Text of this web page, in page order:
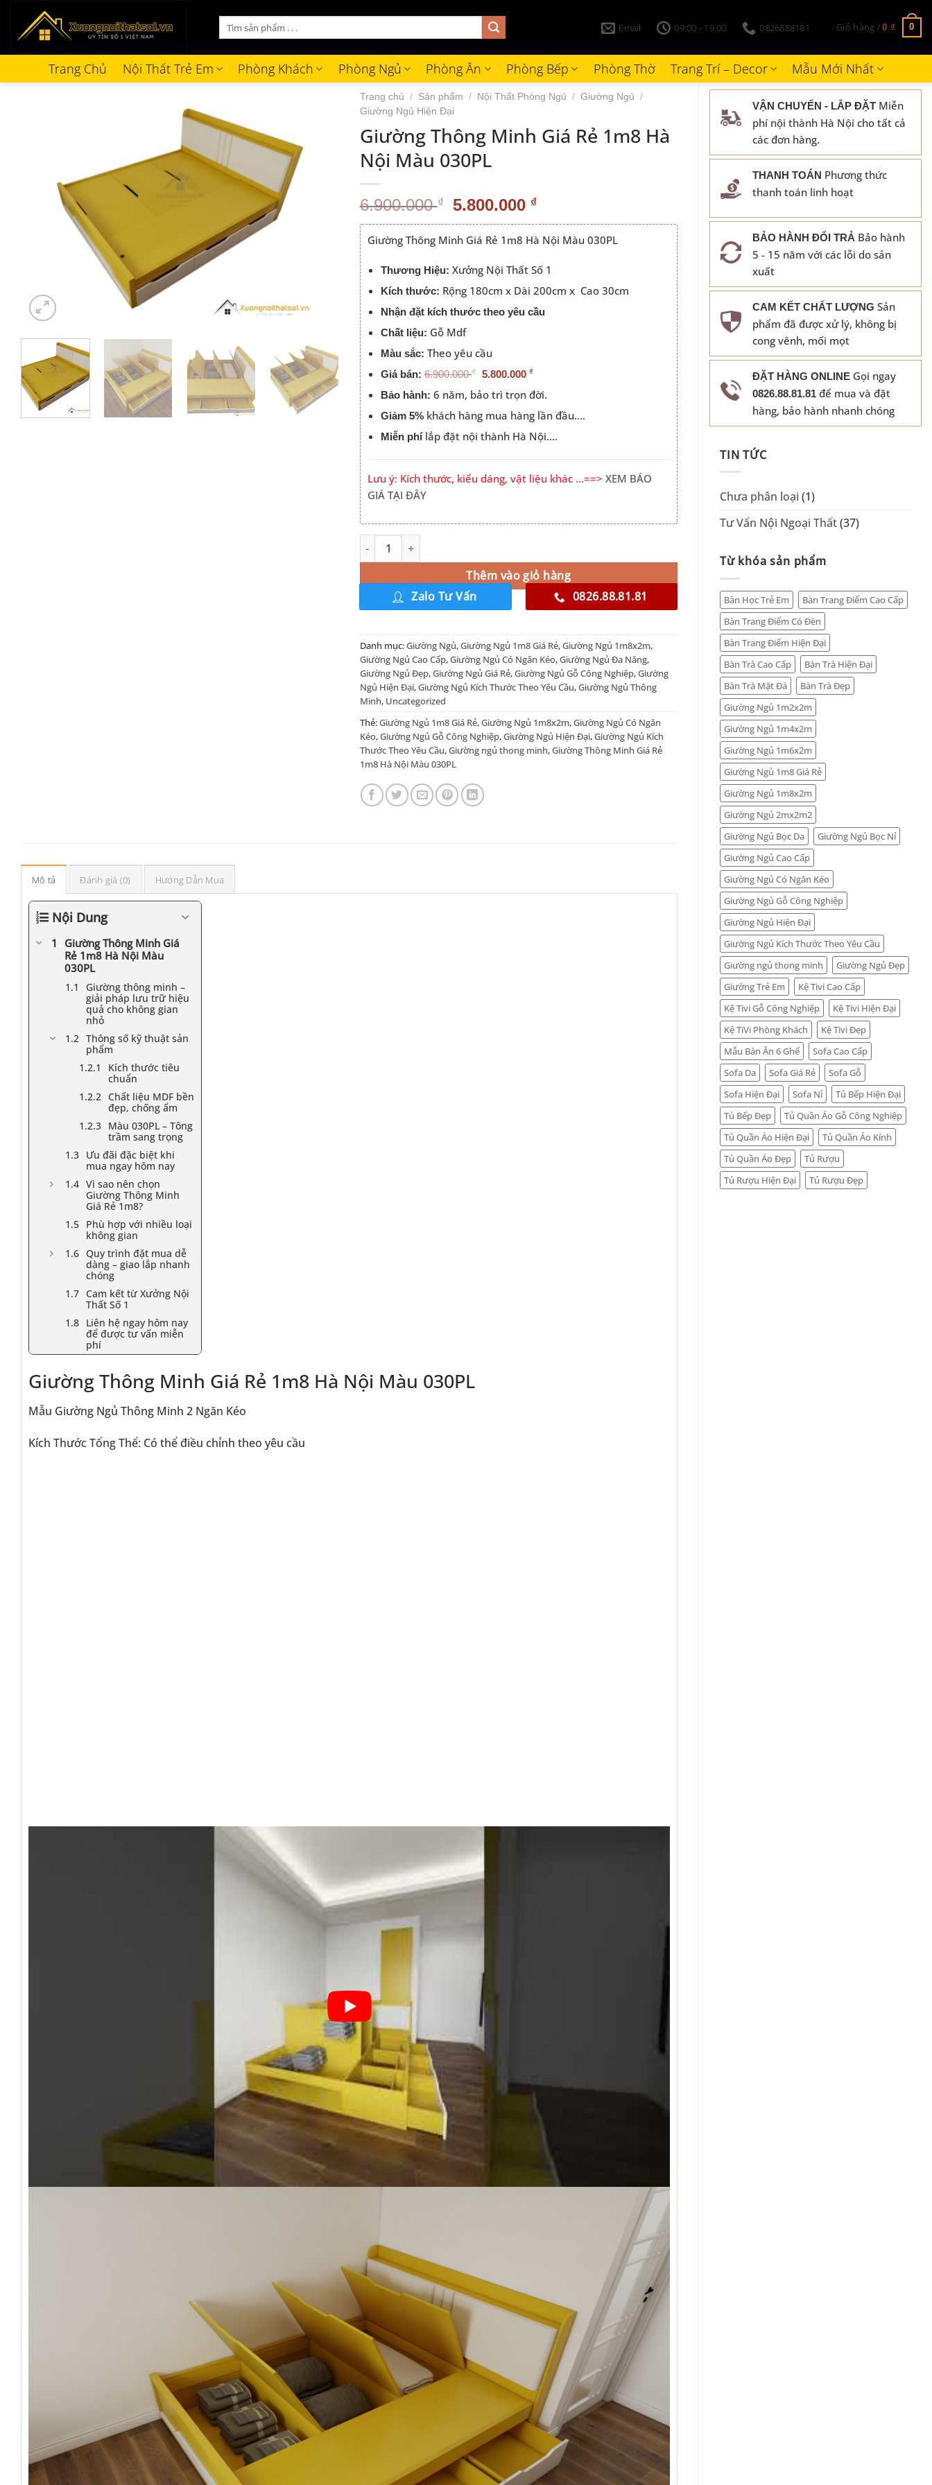
Tìm
kiếm:
Email 09:00 - 19:00 0826888181 Giỏ hàng /0 ₫ 0
Trang Chủ Nội Thất Trẻ Em Phòng Khách Phòng Ngủ Phòng Ăn Phòng Bếp Phòng Thờ Trang Trí – Decor Mẫu Mới Nhất
VẬN CHUYỂN - LẮP ĐẶT Miễn
phí nội thành Hà Nội cho tất cả
các đơn hàng.
THANH TOÁN Phương thức
thanh toán linh hoạt
BẢO HÀNH ĐỔI TRẢ Bảo hành
5 - 15 năm với các lỗi do sản
xuất
CAM KẾT CHẤT LƯỢNG Sản
phẩm đã được xử lý, không bị
cong vênh, mối mọt
ĐẶT HÀNG ONLINE Gọi ngay
0826.88.81.81 để mua và đặt
hàng, bảo hành nhanh chóng
TIN TỨC
Chưa phân loại (1)
Tư Vấn Nội Ngoại Thất(37)
Từ khóa sản phẩm
Bàn Học Trẻ Em
Bàn Trang Điểm Cao Cấp
Bàn Trang Điểm Có Đèn
Bàn Trang Điểm Hiện Đại
Bàn Trà Cao Cấp
Bàn Trà Hiện Đại
Bàn Trà Mặt Đá
Bàn Trà Đẹp
Giường Ngủ 1m2x2m
Giường Ngủ 1m4x2m
Giường Ngủ 1m6x2m
Giường Ngủ 1m8 Giá Rẻ
Giường Ngủ 1m8x2m
Giường Ngủ 2mx2m2
Giường Ngủ Bọc Da
Giường Ngủ Bọc Nỉ
Giường Ngủ Cao Cấp
Giường Ngủ Có Ngăn Kéo
Giường Ngủ Gỗ Công Nghiệp
Giường Ngủ Hiện Đại
Giường Ngủ Kích Thước Theo Yêu Cầu
Giường ngủ thong minh
Giường Ngủ Đẹp
Giường Trẻ Em
Kệ Tivi Cao Cấp
Kệ Tivi Gỗ Công Nghiệp
Kệ Tivi Hiện Đại
Kệ TiVi Phòng Khách
Kệ Tivi Đẹp
Mẫu Bàn Ăn 6 Ghế
Sofa Cao Cấp
Sofa Da
Sofa Giá Rẻ
Sofa Gỗ
Sofa Hiện Đại
Sofa Nỉ
Tủ Bếp Hiện Đại
Tủ Bếp Đẹp
Tủ Quần Áo Gỗ Công Nghiệp
Tủ Quần Áo Hiện Đại
Tủ Quần Áo Kính
Tủ Quần Áo Đẹp
Tủ Rượu
Tủ Rượu Hiện Đại
Tủ Rượu Đẹp
Trang chủ / Sản phẩm / Nội Thất Phòng Ngủ / Giường Ngủ
/
Giường Ngủ Hiện Đại
Giường Thông Minh Giá Rẻ 1m8 Hà
Nội Màu 030PL
6.900.000₫ Giá
gốc
là:
5.800.000 ₫Giá
hiện
tại
là:
5.800.000 ₫.
Giường Thông Minh Giá Rẻ 1m8 Hà Nội Màu 030PL
Thương Hiệu: Xưởng Nội Thất Số 1
Kích thước: Rộng 180cm x Dài 200cm x Cao 30cm
Nhận đặt kích thước theo yêu cầu
Chất liệu: Gỗ Mdf
Màu sắc: Theo yêu cầu
Giá bán: 6.900.000 ₫ 5.800.000 ₫
Bảo hành: 6 năm, bảo trì trọn đời.
Giảm 5% khách hàng mua hàng lần đầu….
Miễn phílắp đặt nội thành Hà Nội….
Lưu ý: Kích thước, kiểu dáng, vật liệu khác …==> XEM BÁO
GIÁ TẠI ĐÂY
Giường Thông Minh Giá Rẻ 1m8 Hà Nội Màu 030PL số lượng
Thêm vào giỏ hàng
Alternative:
Zalo Tư Vấn 0826.88.81.81
Danh mục:Giường Ngủ,Giường Ngủ 1m8 Giá Rẻ,Giường Ngủ 1m8x2m,
Giường Ngủ Cao Cấp,Giường Ngủ Có Ngăn Kéo,Giường Ngủ Đa Năng,
Giường Ngủ Đẹp,Giường Ngủ Giá Rẻ,Giường Ngủ Gỗ Công Nghiệp,Giường
Ngủ Hiện Đại,Giường Ngủ Kích Thước Theo Yêu Cầu,Giường Ngủ Thông
Minh, Uncategorized
Thẻ:Giường Ngủ 1m8 Giá Rẻ,Giường Ngủ 1m8x2m,Giường Ngủ Có Ngăn
Kéo,Giường Ngủ Gỗ Công Nghiệp,Giường Ngủ Hiện Đại,Giường Ngủ Kích
Thước Theo Yêu Cầu,Giường ngủ thong minh,Giường Thông Minh Giá Rẻ
1m8 Hà Nội Màu 030PL
Mô tả Đánh giá (0) Hướng Dẫn Mua
Nội Dung
Giường Thông Minh Giá
Rẻ 1m8 Hà Nội Màu
030PL
Giường thông minh –
giải pháp lưu trữ hiệu
quả cho không gian
nhỏ
Thông số kỹ thuật sản
phẩm
Kích thước tiêu
chuẩn
Chất liệu MDF bền
đẹp, chống ẩm
Màu 030PL – Tông
trầm sang trọng
Ưu đãi đặc biệt khi
mua ngay hôm nay
Vì sao nên chọn
Giường Thông Minh
Giá Rẻ 1m8?
Phù hợp với nhiều loại
không gian
Quy trình đặt mua dễ
dàng – giao lắp nhanh
chóng
Cam kết từ Xưởng Nội
Thất Số 1
Liên hệ ngay hôm nay
để được tư vấn miễn
phí
Giường Thông Minh Giá Rẻ 1m8 Hà Nội Màu 030PL
Mẫu Giường Ngủ Thông Minh 2 Ngăn Kéo
Kích Thước Tổng Thể: Có thể điều chỉnh theo yêu cầu